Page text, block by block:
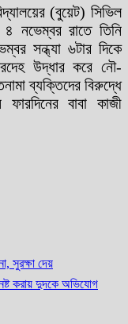
(বুয়েট) সিভিল
৪ নভেম্বর রাতে তিনি
সন্ধ্যা ৬টার দিকে
উদ্ধার করে নৌ-
ব্যক্তিদের বিরুদ্ধে
বাবা কাজী
সুরক্ষা দেয়
করায় দুদকে অভিযোগ